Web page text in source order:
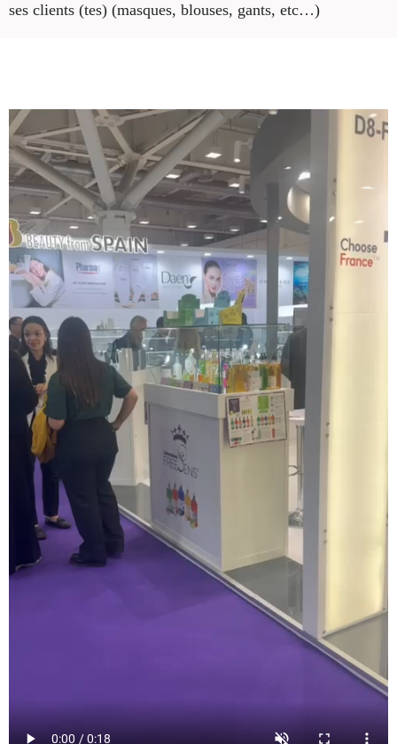
ses clients (tes) (masques, blouses, gants, etc…)